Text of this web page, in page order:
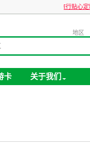
包团旅游，全球旅行贴心定制！
地区
卡 关于我们